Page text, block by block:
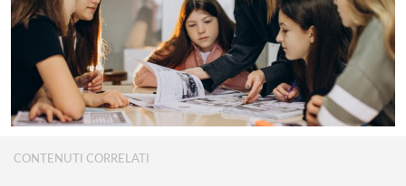
CONTENUTI CORRELATI